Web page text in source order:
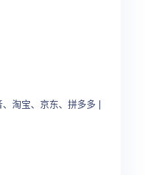
淘宝、京东、拼多多 |